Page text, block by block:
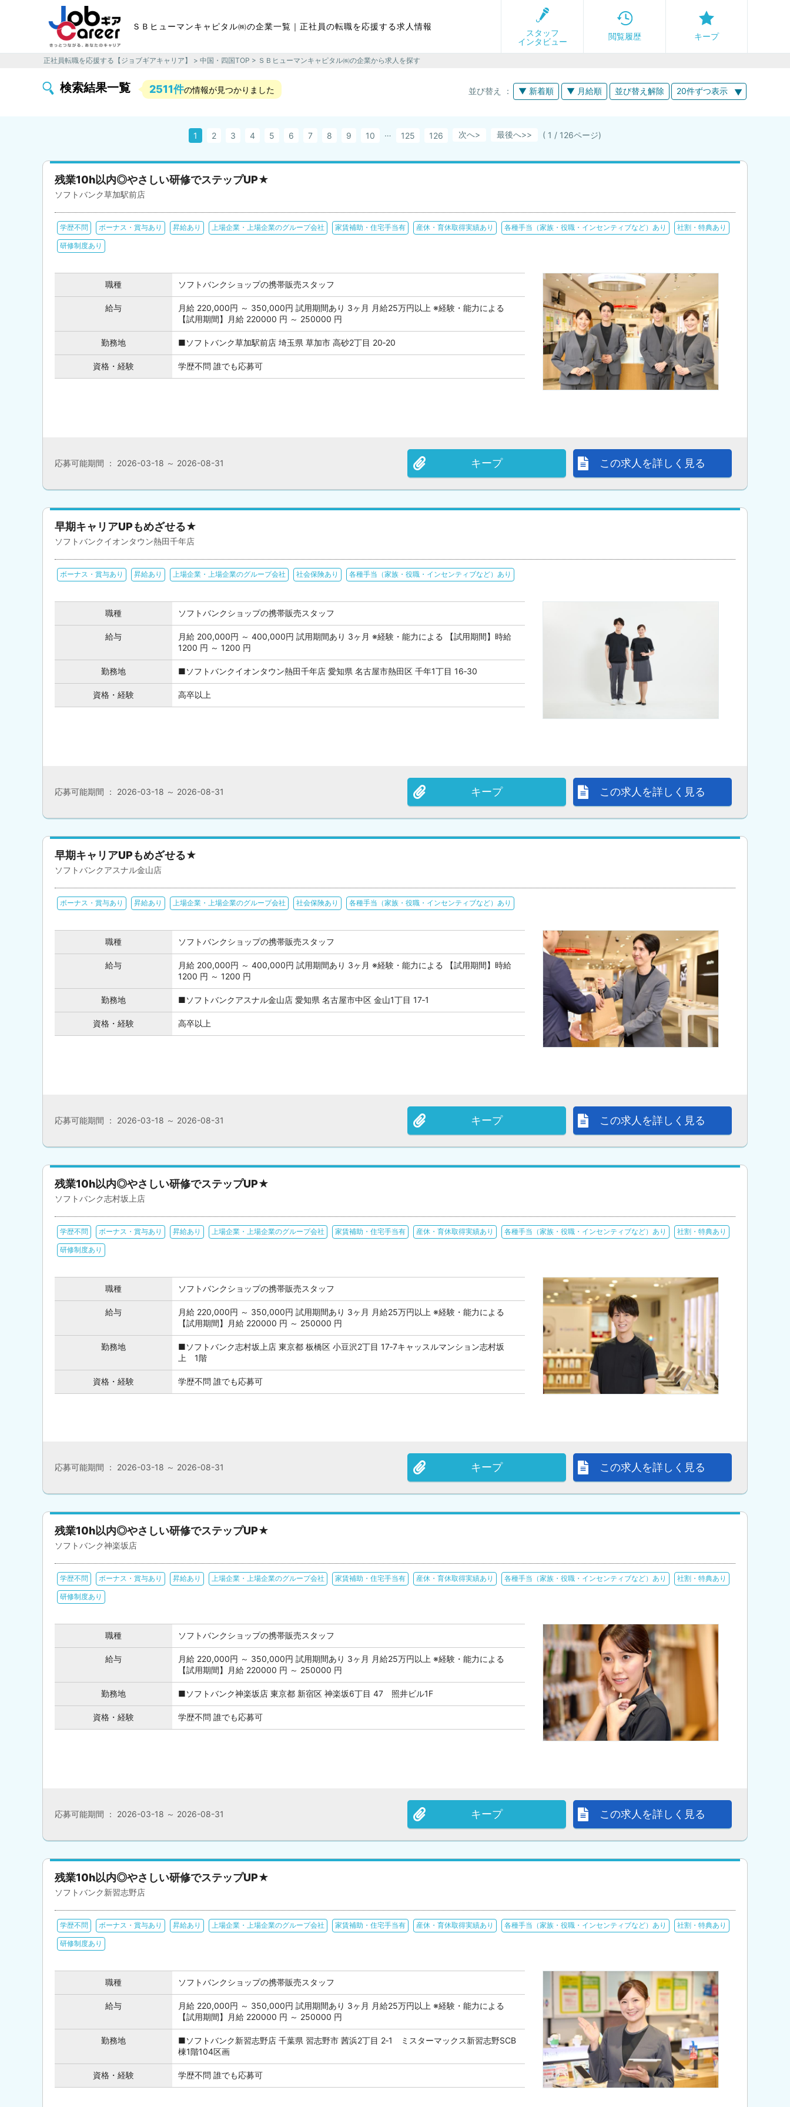
ＳＢヒューマンキャピタル㈱の企業一覧｜正社員の転職を応援する求人情報
スタッフ
インタビュー
閲覧履歴 キープ
正社員転職を応援する【ジョブギアキャリア】 > 中国・四国TOP > ＳＢヒューマンキャピタル㈱の企業から求人を探す
検索結果一覧 2511件の情報が見つかりました 20件ずつ表示
並び替え ： ▼ 新着順 ▼ 月給順 並び替え解除
1 2 3 4 5 6 7 8 9 10 … 125 126 次へ> 最後へ ( 1 / 126ページ)
残業10h以内◎やさしい研修でステップUP★
ソフトバンク草加駅前店
学歴不問 ボーナス・賞与あり 昇給あり 上場企業・上場企業のグループ会社 家賃補助・住宅手当有 産休・育休取得実績あり 各種手当（家族・役職・インセンティブなど）あり 社割・特典あり
研修制度あり
職種 ソフトバンクショップの携帯販売スタッフ
給与
月給 220,000円 ～ 350,000円 試用期間あり 3ヶ月 月給25万円以上 ※経験・能力による
【試用期間】月給 220000 円 ～ 250000 円
勤務地 ■ソフトバンク草加駅前店 埼玉県 草加市 高砂2丁目 20‐20
資格・経験 学歴不問 誰でも応募可
この求人を詳しく見る
キープ
応募可能期間 ： 2026-03-18 ～ 2026-08-31
早期キャリアUPもめざせる★
ソフトバンクイオンタウン熱田千年店
ボーナス・賞与あり 昇給あり 上場企業・上場企業のグループ会社 社会保険あり 各種手当（家族・役職・インセンティブなど）あり
職種 ソフトバンクショップの携帯販売スタッフ
給与
月給 200,000円 ～ 400,000円 試用期間あり 3ヶ月 ※経験・能力による 【試用期間】時給
1200 円 ～ 1200 円
勤務地 ■ソフトバンクイオンタウン熱田千年店 愛知県 名古屋市熱田区 千年1丁目 16‐30
資格・経験 高卒以上
この求人を詳しく見る
キープ
応募可能期間 ： 2026-03-18 ～ 2026-08-31
早期キャリアUPもめざせる★
ソフトバンクアスナル金山店
ボーナス・賞与あり 昇給あり 上場企業・上場企業のグループ会社 社会保険あり 各種手当（家族・役職・インセンティブなど）あり
職種 ソフトバンクショップの携帯販売スタッフ
給与
月給 200,000円 ～ 400,000円 試用期間あり 3ヶ月 ※経験・能力による 【試用期間】時給
1200 円 ～ 1200 円
勤務地 ■ソフトバンクアスナル金山店 愛知県 名古屋市中区 金山1丁目 17‐1
資格・経験 高卒以上
この求人を詳しく見る
キープ
応募可能期間 ： 2026-03-18 ～ 2026-08-31
残業10h以内◎やさしい研修でステップUP★
ソフトバンク志村坂上店
学歴不問 ボーナス・賞与あり 昇給あり 上場企業・上場企業のグループ会社 家賃補助・住宅手当有 産休・育休取得実績あり 各種手当（家族・役職・インセンティブなど）あり 社割・特典あり
研修制度あり
職種 ソフトバンクショップの携帯販売スタッフ
給与
月給 220,000円 ～ 350,000円 試用期間あり 3ヶ月 月給25万円以上 ※経験・能力による
【試用期間】月給 220000 円 ～ 250000 円
勤務地
■ソフトバンク志村坂上店 東京都 板橋区 小豆沢2丁目 17‐7キャッスルマンション志村坂
上 1階
資格・経験 学歴不問 誰でも応募可
この求人を詳しく見る
キープ
応募可能期間 ： 2026-03-18 ～ 2026-08-31
残業10h以内◎やさしい研修でステップUP★
ソフトバンク神楽坂店
学歴不問 ボーナス・賞与あり 昇給あり 上場企業・上場企業のグループ会社 家賃補助・住宅手当有 産休・育休取得実績あり 各種手当（家族・役職・インセンティブなど）あり 社割・特典あり
研修制度あり
職種 ソフトバンクショップの携帯販売スタッフ
給与
月給 220,000円 ～ 350,000円 試用期間あり 3ヶ月 月給25万円以上 ※経験・能力による
【試用期間】月給 220000 円 ～ 250000 円
勤務地 ■ソフトバンク神楽坂店 東京都 新宿区 神楽坂6丁目 47 照井ビル1F
資格・経験 学歴不問 誰でも応募可
この求人を詳しく見る
キープ
応募可能期間 ： 2026-03-18 ～ 2026-08-31
残業10h以内◎やさしい研修でステップUP★
ソフトバンク新習志野店
学歴不問 ボーナス・賞与あり 昇給あり 上場企業・上場企業のグループ会社 家賃補助・住宅手当有 産休・育休取得実績あり 各種手当（家族・役職・インセンティブなど）あり 社割・特典あり
研修制度あり
職種 ソフトバンクショップの携帯販売スタッフ
給与
月給 220,000円 ～ 350,000円 試用期間あり 3ヶ月 月給25万円以上 ※経験・能力による
【試用期間】月給 220000 円 ～ 250000 円
勤務地
■ソフトバンク新習志野店 千葉県 習志野市 茜浜2丁目 2‐1 ミスターマックス新習志野SCB
棟1階104区画
資格・経験 学歴不問 誰でも応募可